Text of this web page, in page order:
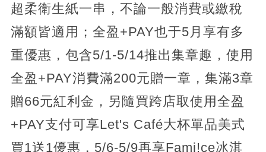
超柔衛生紙一串，不論一般消費或繳稅
滿額皆適用；全盈+PAY也于5月享有多
重優惠，包含5/1-5/14推出集章趣，使用
全盈+PAY消費滿200元贈一章，集滿3章
贈66元紅利金，另隨買跨店取使用全盈
+PAY支付可享Let's Café大杯單品美式
買1送1優惠，5/6-5/9再享Fami!ce冰淇